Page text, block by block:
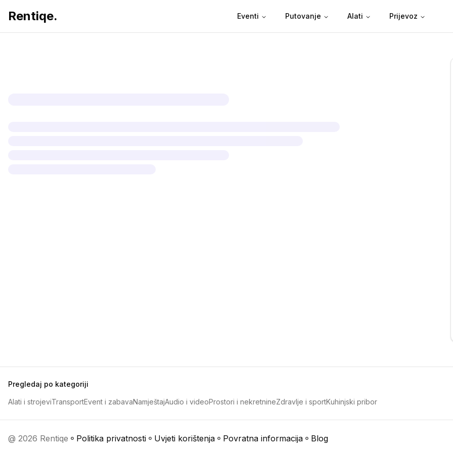
Rentiqe. Eventi Putovanje Alati Prijevoz
Pregledaj po kategoriji
Alati i strojeviTransportEvent i zabavaNamještajAudio i videoProstori i nekretnineZdravlje i sportKuhinjski pribor
@ 2026 Rentiqe Politika privatnosti Uvjeti korištenja Povratna informacija Blog